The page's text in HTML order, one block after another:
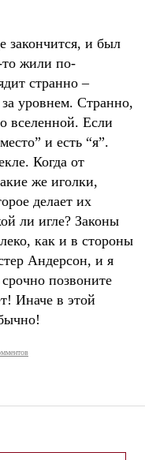
закончится, и был
то жили по-
странно –
уровнем. Странно,
вселенной. Если
и есть “я”.
Когда от
же иголки,
делает их
ли игле? Законы
как и в стороны
Андерсон, и я
позвоните
Иначе в этой